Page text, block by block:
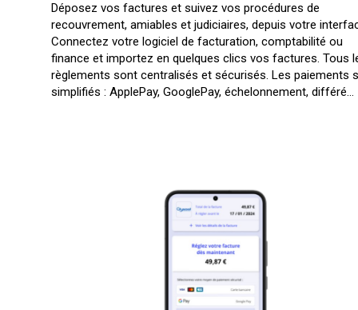
Déposez vos factures et suivez vos procédures de
recouvrement, amiables et judiciaires, depuis votre
Connectez votre logiciel de facturation, comptabilité ou
finance et importez en quelques clics vos factures. Tous
règlements sont centralisés et sécurisés. Les paiements
simplifiés : ApplePay, GooglePay, échelonnement, différé…